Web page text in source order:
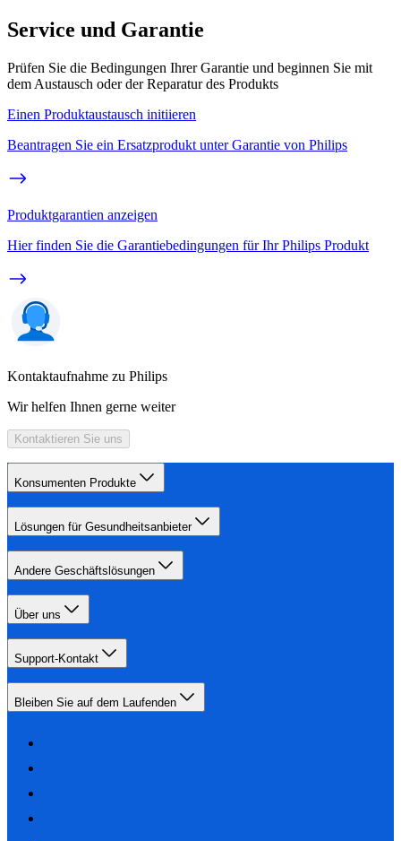
Service und Garantie
Prüfen Sie die Bedingungen Ihrer Garantie und beginnen Sie mit
dem Austausch oder der Reparatur des Produkts
Einen Produktaustausch initiieren
Beantragen Sie ein Ersatzprodukt unter Garantie von Philips
Produktgarantien anzeigen
Hier finden Sie die Garantiebedingungen für Ihr Philips Produkt
Kontaktaufnahme zu Philips
Wir helfen Ihnen gerne weiter
Kontaktieren Sie uns
Konsumenten Produkte
Lösungen für Gesundheitsanbieter
Andere Geschäftslösungen
Über uns
Support-Kontakt
Bleiben Sie auf dem Laufenden